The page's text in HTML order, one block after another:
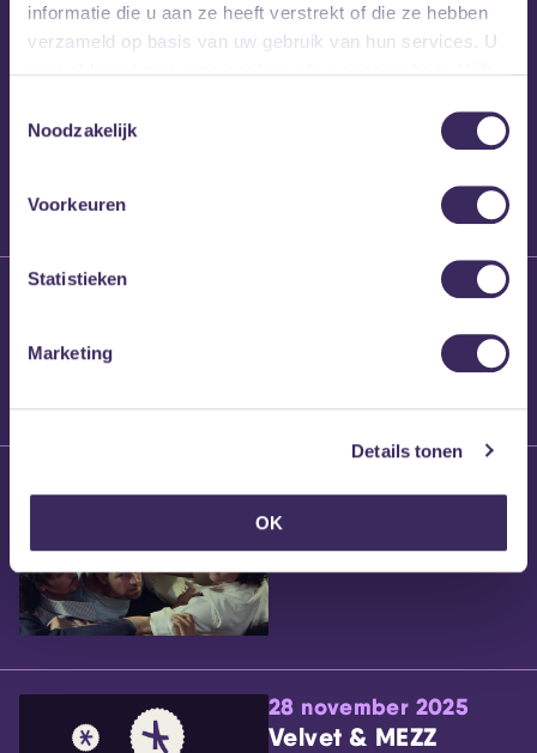
informatie die u aan ze heeft verstrekt of die ze hebben
verzameld op basis van uw gebruik van hun services. U
Noodzakelijk
Voorkeuren
Statistieken
Marketing
Details tonen
OK
26 maart 2026
Willem’s Blog: High
Brennt Vanneste
Willem’s Blog: Ão
28 november 2025
Velvet & MEZZ